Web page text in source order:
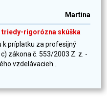
Martina
triedy-rigorózna skúška
k príplatku za profesijný
zákona č. 553/2003 Z. z. -
vzdelávacieh...